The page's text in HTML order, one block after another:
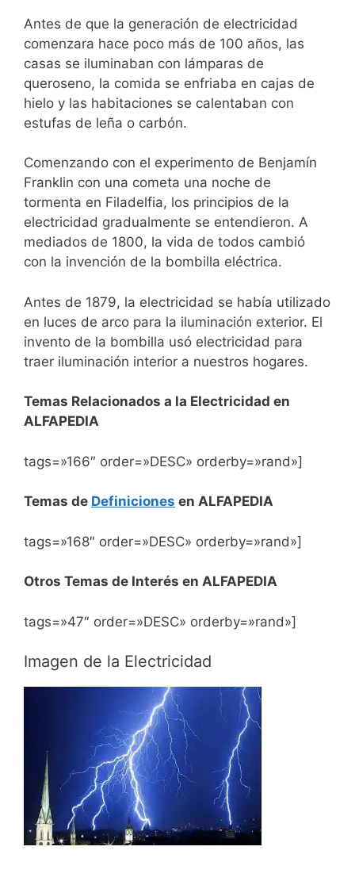
Antes de que la generación de electricidad
comenzara hace poco más de 100 años, las
casas se iluminaban con lámparas de
queroseno, la comida se enfriaba en cajas de
hielo y las habitaciones se calentaban con
estufas de leña o carbón.
Comenzando con el experimento de Benjamín
Franklin con una cometa una noche de
tormenta en Filadelfia, los principios de la
electricidad gradualmente se entendieron. A
mediados de 1800, la vida de todos cambió
con la invención de la bombilla eléctrica.
Antes de 1879, la electricidad se había utilizado
en luces de arco para la iluminación exterior. El
invento de la bombilla usó electricidad para
traer iluminación interior a nuestros hogares.
Temas Relacionados a la Electricidad en
ALFAPEDIA
tags=»166″ order=»DESC» orderby=»rand»]
Temas de Definiciones en ALFAPEDIA
tags=»168″ order=»DESC» orderby=»rand»]
Otros Temas de Interés en ALFAPEDIA
tags=»47″ order=»DESC» orderby=»rand»]
Imagen de la Electricidad